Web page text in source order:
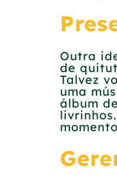
Outra
de
Talvez
uma
álbum